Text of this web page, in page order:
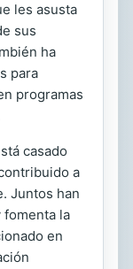
les asusta
sus
ha
para
programas
casado
a
Juntos han
fomenta la
en